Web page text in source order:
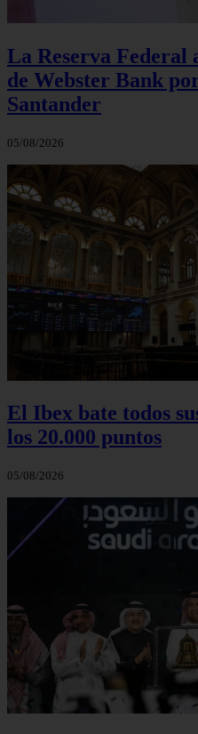
La Reserva Federal
de Webster Bank
Santander
05/08/2026
El Ibex bate todos
los 20.000 puntos
05/08/2026